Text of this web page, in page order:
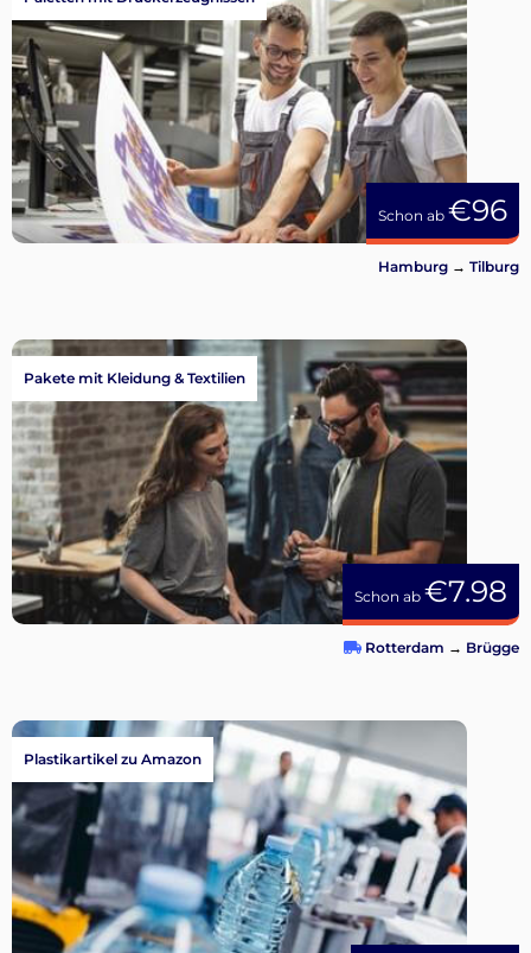
Schon ab €96
Hamburg → Tilburg
Schon ab €7.98
Pakete mit Kleidung & Textilien
Rotterdam → Brügge
Plastikartikel zu Amazon